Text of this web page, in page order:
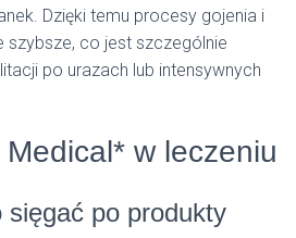
Dzięki temu procesy gojenia i
szybsze, co jest szczególnie
po urazach lub intensywnych
w leczeniu
sięgać po produkty